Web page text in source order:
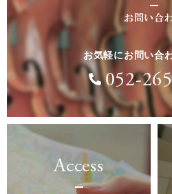
お問い合
お気軽にお問い合
052-
Access